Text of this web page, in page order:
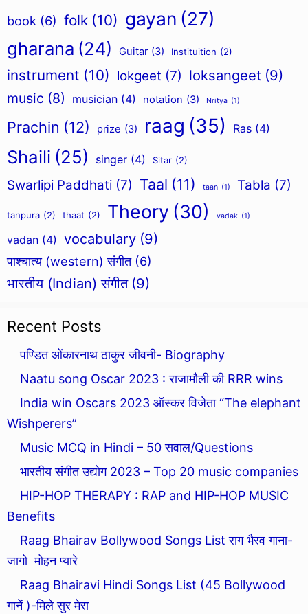
book (6) folk (10) gayan (27)
gharana (24) Guitar (3) Instituition (2)
instrument (10) lokgeet (7) loksangeet (9)
music (8) musician (4) notation (3) Nritya (1)
Prachin (12) prize (3) raag (35) Ras (4)
Shaili (25) singer (4) Sitar (2)
Swarlipi Paddhati (7) Taal (11) taan (1) Tabla (7)
tanpura (2) thaat (2) Theory (30) vadak (1)
vadan (4) vocabulary (9)
पाश्चात्य (western) संगीत (6)
भारतीय (Indian) संगीत (9)
Recent Posts
पण्डित ओंकारनाथ ठाकुर जीवनी- Biography
Naatu song Oscar 2023 : राजामौली की RRR wins
India win Oscars 2023 ऑस्कर विजेता “The elephant
Wishperers”
Music MCQ in Hindi – 50 सवाल/Questions
भारतीय संगीत उद्योग 2023 – Top 20 music companies
HIP-HOP THERAPY : RAP and HIP-HOP MUSIC
Benefits
Raag Bhairav Bollywood Songs List राग भैरव गाना-
जागो मोहन प्यारे
Raag Bhairavi Hindi Songs List (45 Bollywood
गानें )-मिले सुर मेरा